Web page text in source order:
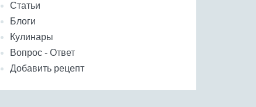
Статьи
Блоги
Кулинары
Вопрос - Ответ
Добавить рецепт